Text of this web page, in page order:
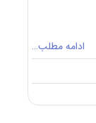
ادامه مطلب…